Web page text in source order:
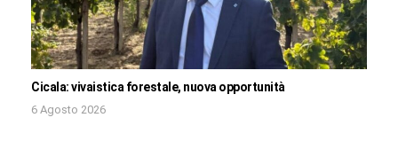
Cicala: vivaistica forestale, nuova opportunità
6 Agosto 2026